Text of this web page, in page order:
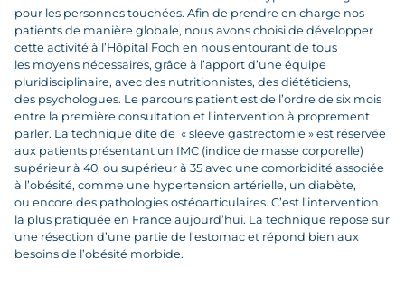
pour les personnes touchées. Afin de prendre en charge nos
patients de manière globale, nous avons choisi de développer
cette activité à l’Hôpital Foch en nous entourant de tous
les moyens nécessaires, grâce à l’apport d’une équipe
pluridisciplinaire, avec des nutritionnistes, des diététiciens,
des psychologues. Le parcours patient est de l’ordre de six mois
entre la première consultation et l’intervention à proprement
parler. La technique dite de « sleeve gastrectomie » est réservée
aux patients présentant un IMC (indice de masse corporelle)
supérieur à 40, ou supérieur à 35 avec une comorbidité associée
à l’obésité, comme une hypertension artérielle, un diabète,
ou encore des pathologies ostéoarticulaires. C’est l’intervention
la plus pratiquée en France aujourd’hui. La technique repose sur
une résection d’une partie de l’estomac et répond bien aux
besoins de l’obésité morbide.